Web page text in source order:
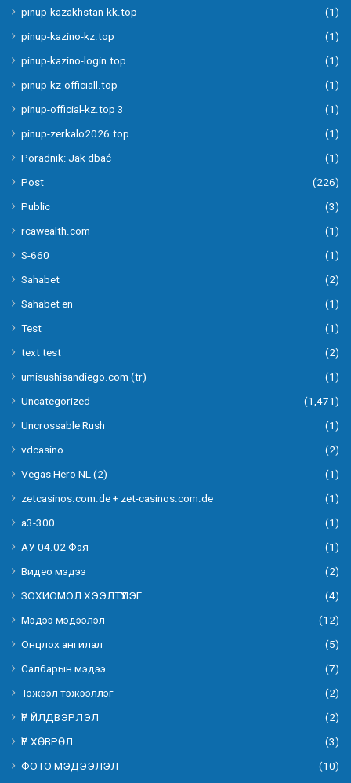
pinup-kazakhstan-kk.top
(1)
pinup-kazino-kz.top
(1)
pinup-kazino-login.top
(1)
pinup-kz-officiall.top
(1)
pinup-official-kz.top 3
(1)
pinup-zerkalo2026.top
(1)
Poradnik: Jak dbać
(1)
Post
(226)
Public
(3)
rcawealth.com
(1)
S-660
(1)
Sahabet
(2)
Sahabet en
(1)
Test
(1)
text test
(2)
umisushisandiego.com (tr)
(1)
Uncategorized
(1,471)
Uncrossable Rush
(1)
vdcasino
(2)
Vegas Hero NL (2)
(1)
zetcasinos.com.de + zet-casinos.com.de
(1)
а3-300
(1)
АУ 04.02 Фая
(1)
Видео мэдээ
(2)
ЗОХИОМОЛ ХЭЭЛТҮҮЛЭГ
(4)
Мэдээ мэдээлэл
(12)
Онцлох ангилал
(5)
Салбарын мэдээ
(7)
Тэжээл тэжээллэг
(2)
ҮР ҮЙЛДВЭРЛЭЛ
(2)
ҮР ХӨВРӨЛ
(3)
ФОТО МЭДЭЭЛЭЛ
(10)